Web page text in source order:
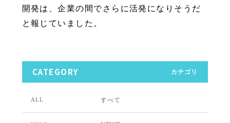
開発は、企業の間でさらに活発になりそうだ
と報じていました。
CATEGORY カテゴリ
ALL すべて